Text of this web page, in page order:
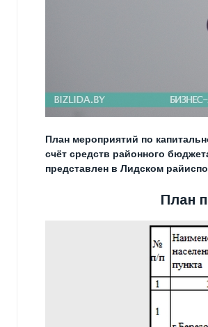
План мероприятий по
счёт средств районного
представлен в Лидском
План